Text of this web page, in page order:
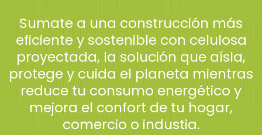
Sumate a una construcción más
eficiente y sostenible con celulosa
proyectada, la solución que aísla,
protege y cuida el planeta mientras
reduce tu consumo energético y
mejora el confort de tu hogar,
comercio o industia.